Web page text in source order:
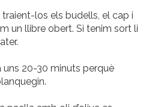
los els budells, el cap i
un llibre obert. Si tenim sort li
uns 20-30 minuts perquè